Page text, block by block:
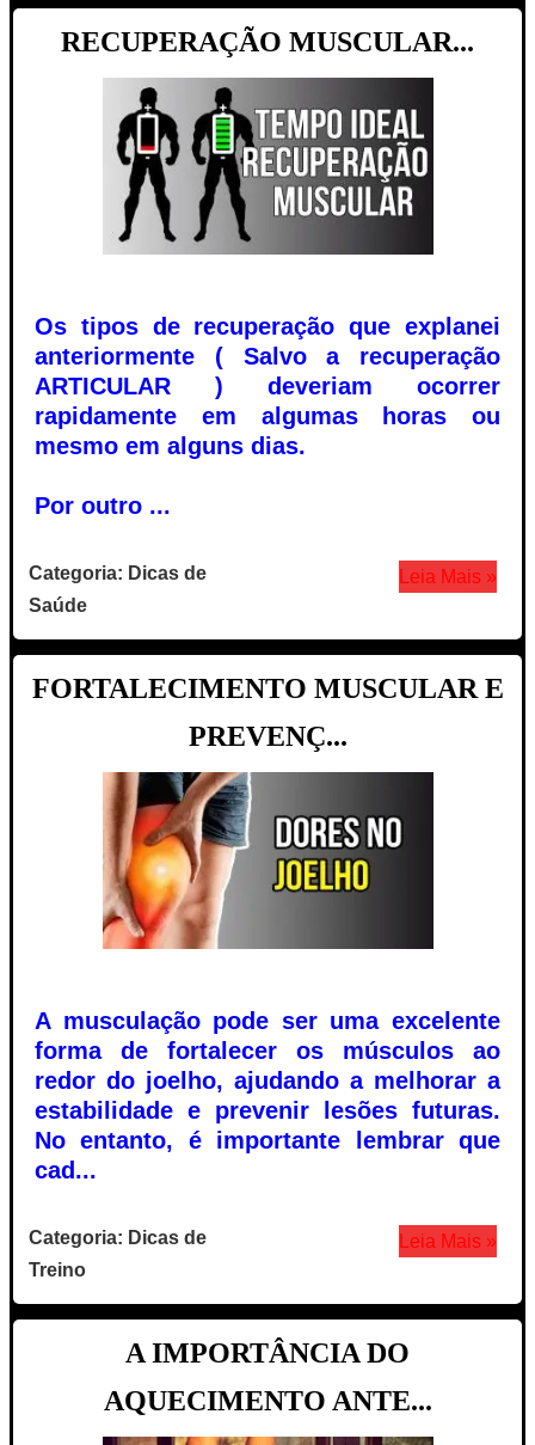
RECUPERAÇÃO MUSCULAR...
Os tipos de recuperação que explanei
anteriormente ( Salvo a recuperação
ARTICULAR ) deveriam ocorrer
rapidamente em algumas horas ou
mesmo em alguns dias.
Por outro ...
Categoria: Dicas de
Saúde
Leia Mais »
FORTALECIMENTO MUSCULAR E
PREVENÇ...
A musculação pode ser uma excelente
forma de fortalecer os músculos ao
redor do joelho, ajudando a melhorar a
estabilidade e prevenir lesões futuras.
No entanto, é importante lembrar que
cad...
Categoria: Dicas de
Treino
Leia Mais »
A IMPORTÂNCIA DO
AQUECIMENTO ANTE...